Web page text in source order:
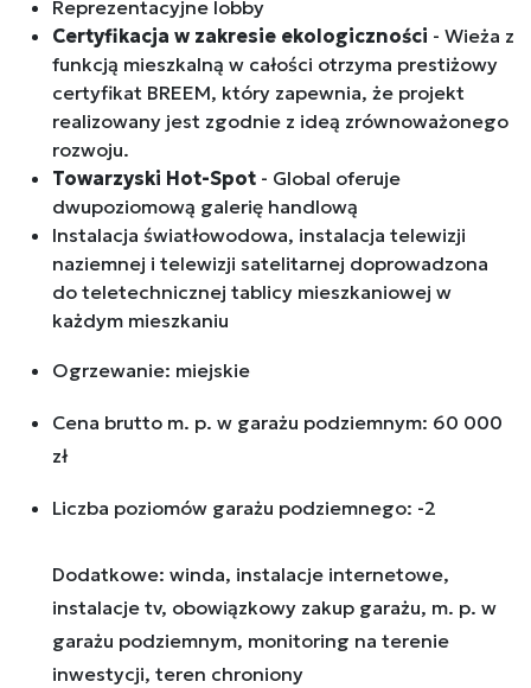
Reprezentacyjne lobby
Certyfikacja w zakresie ekologiczności - Wieża z
funkcją mieszkalną w całości otrzyma prestiżowy
certyfikat BREEM, który zapewnia, że projekt
realizowany jest zgodnie z ideą zrównoważonego
rozwoju.
Towarzyski Hot-Spot - Global oferuje
dwupoziomową galerię handlową
Instalacja światłowodowa, instalacja telewizji
naziemnej i telewizji satelitarnej doprowadzona
do teletechnicznej tablicy mieszkaniowej w
każdym mieszkaniu
Ogrzewanie: miejskie
Cena brutto m. p. w garażu podziemnym: 60 000
zł
Liczba poziomów garażu podziemnego: -2
Dodatkowe: winda, instalacje internetowe,
instalacje tv, obowiązkowy zakup garażu, m. p. w
garażu podziemnym, monitoring na terenie
inwestycji, teren chroniony